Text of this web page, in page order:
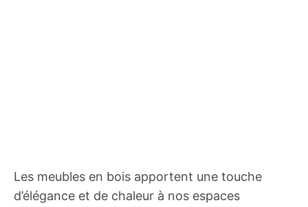
Les meubles en bois apportent une touche
d’élégance et de chaleur à nos espaces